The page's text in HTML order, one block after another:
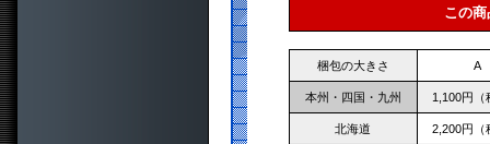
この
梱包の大きさ A
本州・四国・九州 1,100円（
北海道 2,200円（